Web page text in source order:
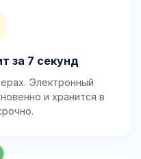
за 7 секунд
Электронный
и хранится в